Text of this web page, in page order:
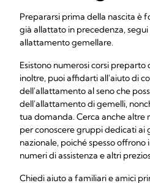
Prepararsi prima della nascita è
già allattato in precedenza,
allattamento gemellare.
Esistono numerosi corsi
inoltre, puoi affidarti all'aiuto di
dell'allattamento al seno che
dell'allattamento di gemelli,
tua domanda. Cerca anche altre
per conoscere gruppi dedicati ai
nazionale, poiché spesso
numeri di assistenza e altri
Chiedi aiuto a familiari e amici